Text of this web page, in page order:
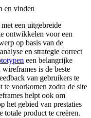
en vinden
een uitgebreide
ontwikkelen voor een
op basis van de
en strategie correct
een belangrijke
is de beste
van gebruikers te
te voorkomen zodra de site
helpt ook om
het gebied van prestaties
totale product te creëren.